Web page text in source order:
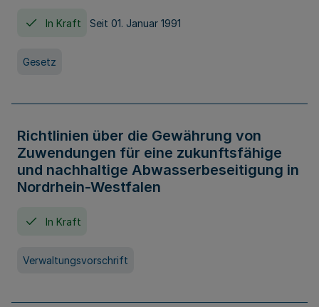
In Kraft Seit 01. Januar 1991
Gesetz
Richtlinien über die Gewährung von
Zuwendungen für eine zukunftsfähige
und nachhaltige Abwasserbeseitigung in
Nordrhein-Westfalen
In Kraft
Verwaltungsvorschrift